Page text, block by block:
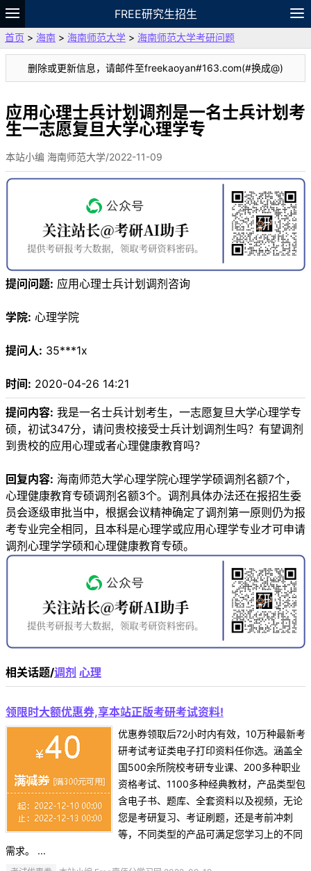
FREE研究生招生
题库
故事 专题 APP 笔记
论坛
VIP
资料
首页 > 海南 > 海南师范大学 > 海南师范大学考研问题
删除或更新信息，请邮件至freekaoyan#163.com(#换成@)
应用心理士兵计划调剂是一名士兵计划考
生一志愿复旦大学心理学专
本站小编 海南师范大学/2022-11-09
提问问题: 应用心理士兵计划调剂咨询
学院: 心理学院
提问人: 35***1x
时间: 2020-04-26 14:21
提问内容: 我是一名士兵计划考生，一志愿复旦大学心理学专
硕，初试347分，请问贵校接受士兵计划调剂生吗？有望调剂
到贵校的应用心理或者心理健康教育吗？
回复内容: 海南师范大学心理学院心理学学硕调剂名额7个，
心理健康教育专硕调剂名额3个。调剂具体办法还在报招生委
员会逐级审批当中，根据会议精神确定了调剂第一原则仍为报
考专业完全相同，且本科是心理学或应用心理学专业才可申请
调剂心理学学硕和心理健康教育专硕。
相关话题/调剂 心理
领限时大额优惠券,享本站正版考研考试资料!
优惠券领取后72小时内有效，10万种最新考
研考试考证类电子打印资料任你选。涵盖全
国500余所院校考研专业课、200多种职业
资格考试、1100多种经典教材，产品类型包
含电子书、题库、全套资料以及视频，无论
您是考研复习、考证刷题，还是考前冲刺
等，不同类型的产品可满足您学习上的不同
需求。 ...